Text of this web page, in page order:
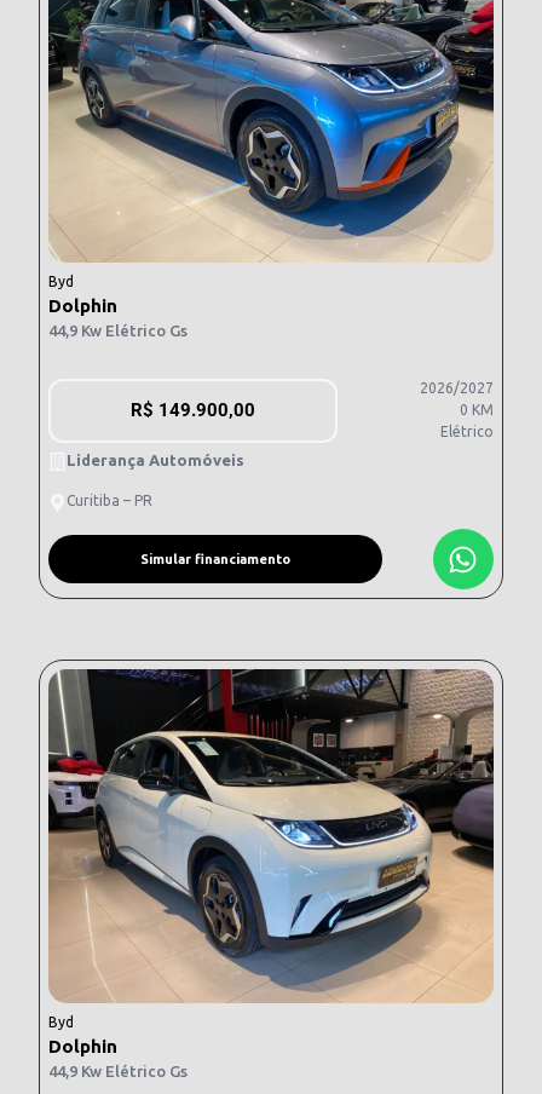
Byd
Dolphin
44,9 Kw Elétrico Gs
R$ 149.900,00
2026/2027
0 KM
Elétrico
Liderança Automóveis
Curitiba – PR
Simular financiamento
Byd
Dolphin
44,9 Kw Elétrico Gs